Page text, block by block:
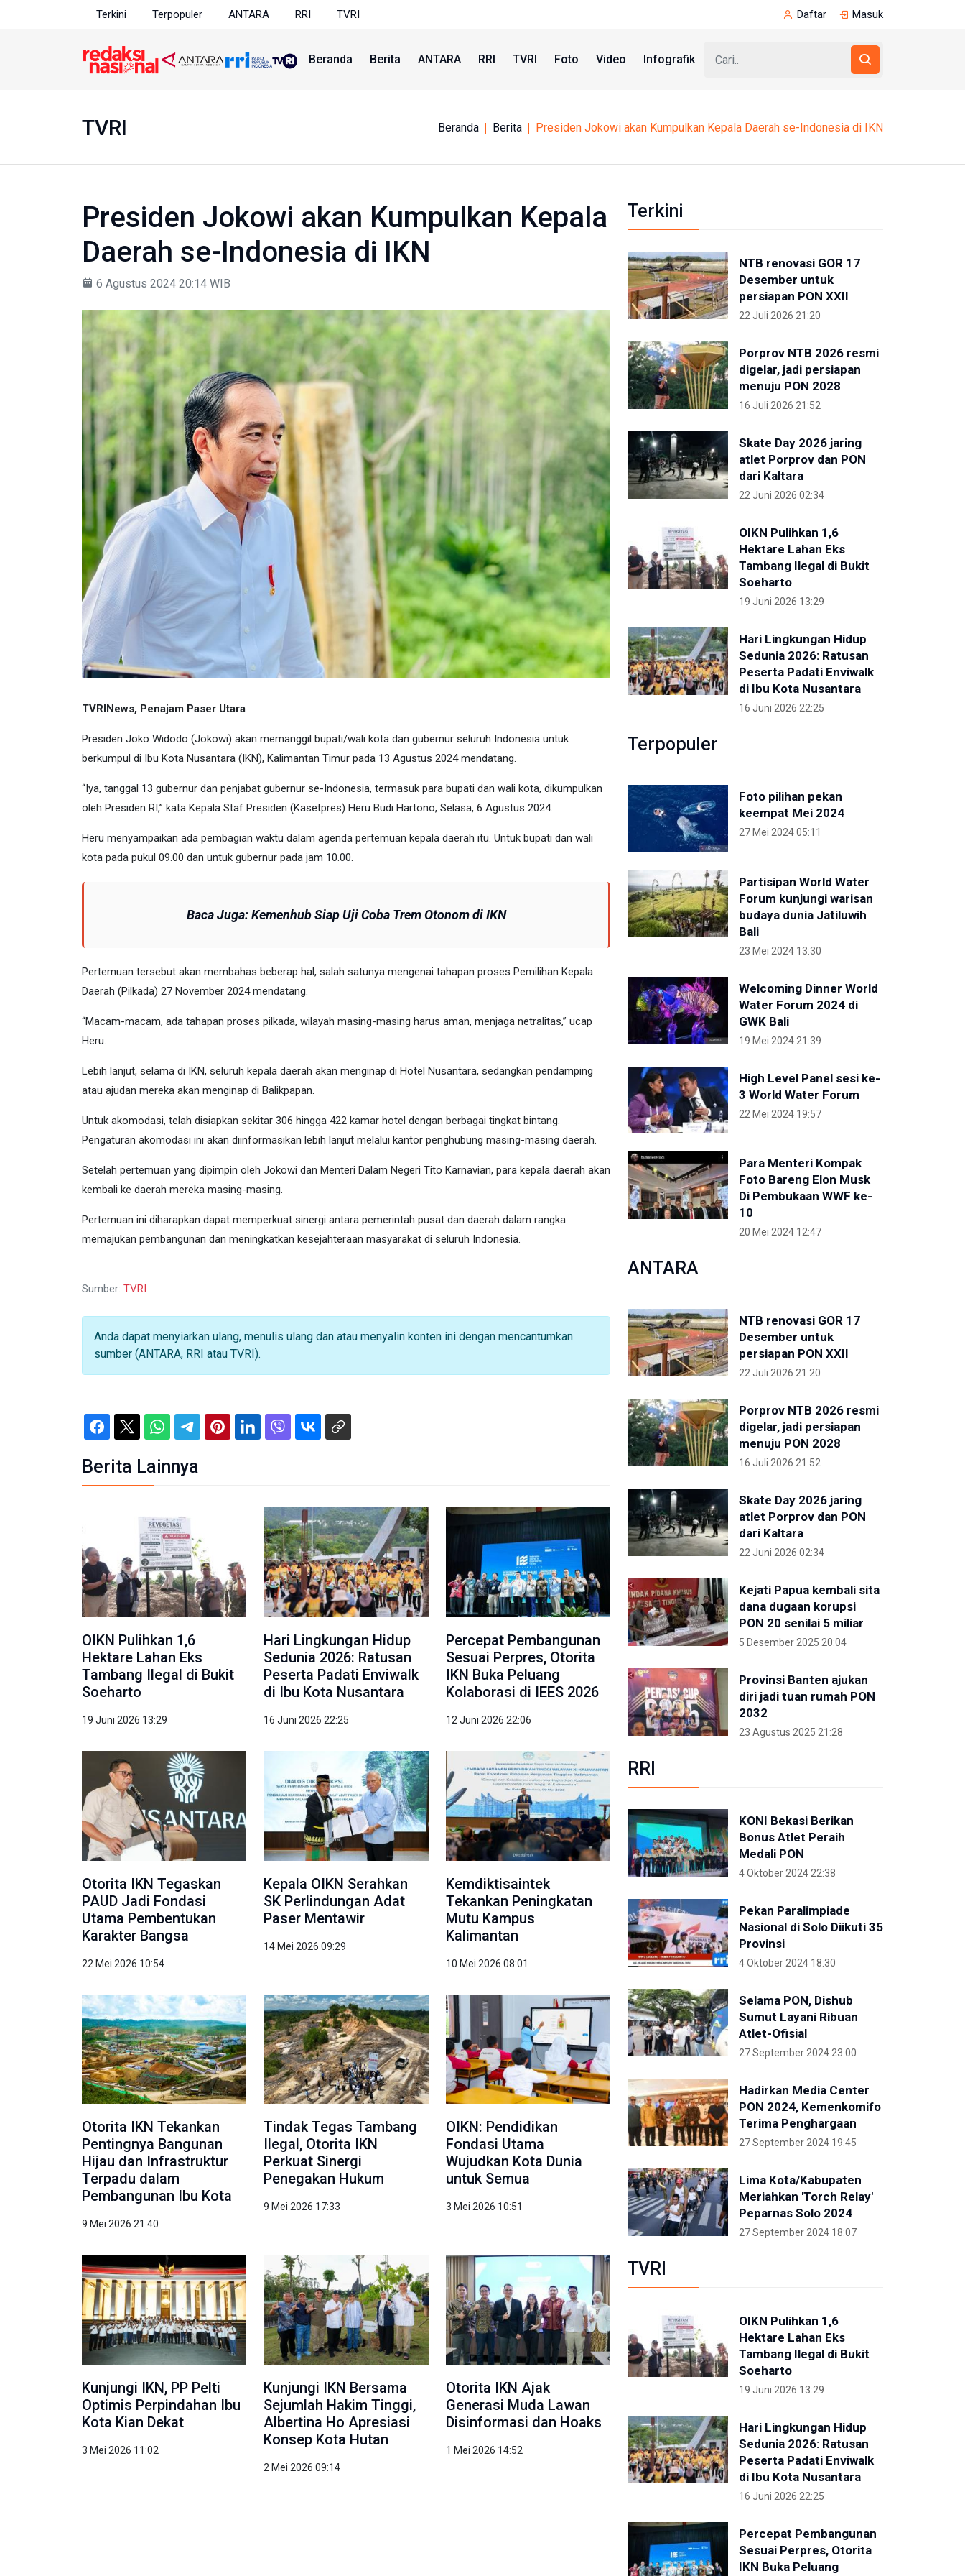
Terkini Terpopuler ANTARA RRI TVRI Daftar Masuk
Beranda Berita ANTARA RRI TVRI Foto Video Infografik
TVRI Beranda Berita Presiden Jokowi akan Kumpulkan Kepala Daerah se-Indonesia di IKN
Presiden Jokowi akan Kumpulkan Kepala
Daerah se-Indonesia di IKN
6 Agustus 2024 20:14 WIB
TVRINews, Penajam Paser Utara
Presiden Joko Widodo (Jokowi) akan memanggil bupati/wali kota dan gubernur seluruh Indonesia untuk
berkumpul di Ibu Kota Nusantara (IKN), Kalimantan Timur pada 13 Agustus 2024 mendatang.
“Iya, tanggal 13 gubernur dan penjabat gubernur se-Indonesia, termasuk para bupati dan wali kota, dikumpulkan
oleh Presiden RI,” kata Kepala Staf Presiden (Kasetpres) Heru Budi Hartono, Selasa, 6 Agustus 2024.
Heru menyampaikan ada pembagian waktu dalam agenda pertemuan kepala daerah itu. Untuk bupati dan wali
kota pada pukul 09.00 dan untuk gubernur pada jam 10.00.
Baca Juga:Kemenhub Siap Uji Coba Trem Otonom di IKN
Pertemuan tersebut akan membahas beberap hal, salah satunya mengenai tahapan proses Pemilihan Kepala
Daerah (Pilkada) 27 November 2024 mendatang.
“Macam-macam, ada tahapan proses pilkada, wilayah masing-masing harus aman, menjaga netralitas,” ucap
Heru.
Lebih lanjut, selama di IKN, seluruh kepala daerah akan menginap di Hotel Nusantara, sedangkan pendamping
atau ajudan mereka akan menginap di Balikpapan.
Untuk akomodasi, telah disiapkan sekitar 306 hingga 422 kamar hotel dengan berbagai tingkat bintang.
Pengaturan akomodasi ini akan diinformasikan lebih lanjut melalui kantor penghubung masing-masing daerah.
Setelah pertemuan yang dipimpin oleh Jokowi dan Menteri Dalam Negeri Tito Karnavian, para kepala daerah akan
kembali ke daerah mereka masing-masing.
Pertemuan ini diharapkan dapat memperkuat sinergi antara pemerintah pusat dan daerah dalam rangka
memajukan pembangunan dan meningkatkan kesejahteraan masyarakat di seluruh Indonesia.
Sumber: TVRI
Anda dapat menyiarkan ulang, menulis ulang dan atau menyalin konten ini dengan mencantumkan
sumber (ANTARA, RRI atau TVRI).
Berita Lainnya
OIKN Pulihkan 1,6
Hektare Lahan Eks
Tambang Ilegal di Bukit
Soeharto
19 Juni 2026 13:29
Hari Lingkungan Hidup
Sedunia 2026: Ratusan
Peserta Padati Enviwalk
di Ibu Kota Nusantara
16 Juni 2026 22:25
Percepat Pembangunan
Sesuai Perpres, Otorita
IKN Buka Peluang
Kolaborasi di IEES 2026
12 Juni 2026 22:06
Otorita IKN Tegaskan
PAUD Jadi Fondasi
Utama Pembentukan
Karakter Bangsa
22 Mei 2026 10:54
Kepala OIKN Serahkan
SK Perlindungan Adat
Paser Mentawir
14 Mei 2026 09:29
Kemdiktisaintek
Tekankan Peningkatan
Mutu Kampus
Kalimantan
10 Mei 2026 08:01
Otorita IKN Tekankan
Pentingnya Bangunan
Hijau dan Infrastruktur
Terpadu dalam
Pembangunan Ibu Kota
9 Mei 2026 21:40
Tindak Tegas Tambang
Ilegal, Otorita IKN
Perkuat Sinergi
Penegakan Hukum
9 Mei 2026 17:33
OIKN: Pendidikan
Fondasi Utama
Wujudkan Kota Dunia
untuk Semua
3 Mei 2026 10:51
Kunjungi IKN, PP Pelti
Optimis Perpindahan Ibu
Kota Kian Dekat
3 Mei 2026 11:02
Kunjungi IKN Bersama
Sejumlah Hakim Tinggi,
Albertina Ho Apresiasi
Konsep Kota Hutan
2 Mei 2026 09:14
Otorita IKN Ajak
Generasi Muda Lawan
Disinformasi dan Hoaks
1 Mei 2026 14:52
Terkini
NTB renovasi GOR 17
Desember untuk
persiapan PON XXII
22 Juli 2026 21:20
Porprov NTB 2026 resmi
digelar, jadi persiapan
menuju PON 2028
16 Juli 2026 21:52
Skate Day 2026 jaring
atlet Porprov dan PON
dari Kaltara
22 Juni 2026 02:34
OIKN Pulihkan 1,6
Hektare Lahan Eks
Tambang Ilegal di Bukit
Soeharto
19 Juni 2026 13:29
Hari Lingkungan Hidup
Sedunia 2026: Ratusan
Peserta Padati Enviwalk
di Ibu Kota Nusantara
16 Juni 2026 22:25
Terpopuler
Foto pilihan pekan
keempat Mei 2024
27 Mei 2024 05:11
Partisipan World Water
Forum kunjungi warisan
budaya dunia Jatiluwih
Bali
23 Mei 2024 13:30
Welcoming Dinner World
Water Forum 2024 di
GWK Bali
19 Mei 2024 21:39
High Level Panel sesi ke-
3 World Water Forum
22 Mei 2024 19:57
Para Menteri Kompak
Foto Bareng Elon Musk
Di Pembukaan WWF ke-
10
20 Mei 2024 12:47
ANTARA
NTB renovasi GOR 17
Desember untuk
persiapan PON XXII
22 Juli 2026 21:20
Porprov NTB 2026 resmi
digelar, jadi persiapan
menuju PON 2028
16 Juli 2026 21:52
Skate Day 2026 jaring
atlet Porprov dan PON
dari Kaltara
22 Juni 2026 02:34
Kejati Papua kembali sita
dana dugaan korupsi
PON 20 senilai 5 miliar
5 Desember 2025 20:04
Provinsi Banten ajukan
diri jadi tuan rumah PON
2032
23 Agustus 2025 21:28
RRI
KONI Bekasi Berikan
Bonus Atlet Peraih
Medali PON
4 Oktober 2024 22:38
Pekan Paralimpiade
Nasional di Solo Diikuti 35
Provinsi
4 Oktober 2024 18:30
Selama PON, Dishub
Sumut Layani Ribuan
Atlet-Ofisial
27 September 2024 23:00
Hadirkan Media Center
PON 2024, Kemenkomifo
Terima Penghargaan
27 September 2024 19:45
Lima Kota/Kabupaten
Meriahkan 'Torch Relay'
Peparnas Solo 2024
27 September 2024 18:07
TVRI
OIKN Pulihkan 1,6
Hektare Lahan Eks
Tambang Ilegal di Bukit
Soeharto
19 Juni 2026 13:29
Hari Lingkungan Hidup
Sedunia 2026: Ratusan
Peserta Padati Enviwalk
di Ibu Kota Nusantara
16 Juni 2026 22:25
Percepat Pembangunan
Sesuai Perpres, Otorita
IKN Buka Peluang